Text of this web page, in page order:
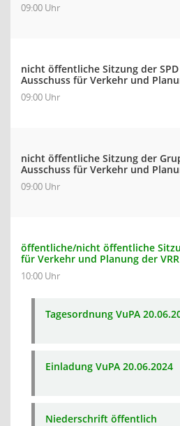
09:00 Uhr
nicht öffentliche Sitzung der
Ausschuss für Verkehr und
09:00 Uhr
nicht öffentliche Sitzung der
Ausschuss für Verkehr und
09:00 Uhr
öffentliche/nicht öffentliche
für Verkehr und Planung der
10:00 Uhr
Tagesordnung VuPA
Einladung VuPA 20.06.2024
Niederschrift öffentlich